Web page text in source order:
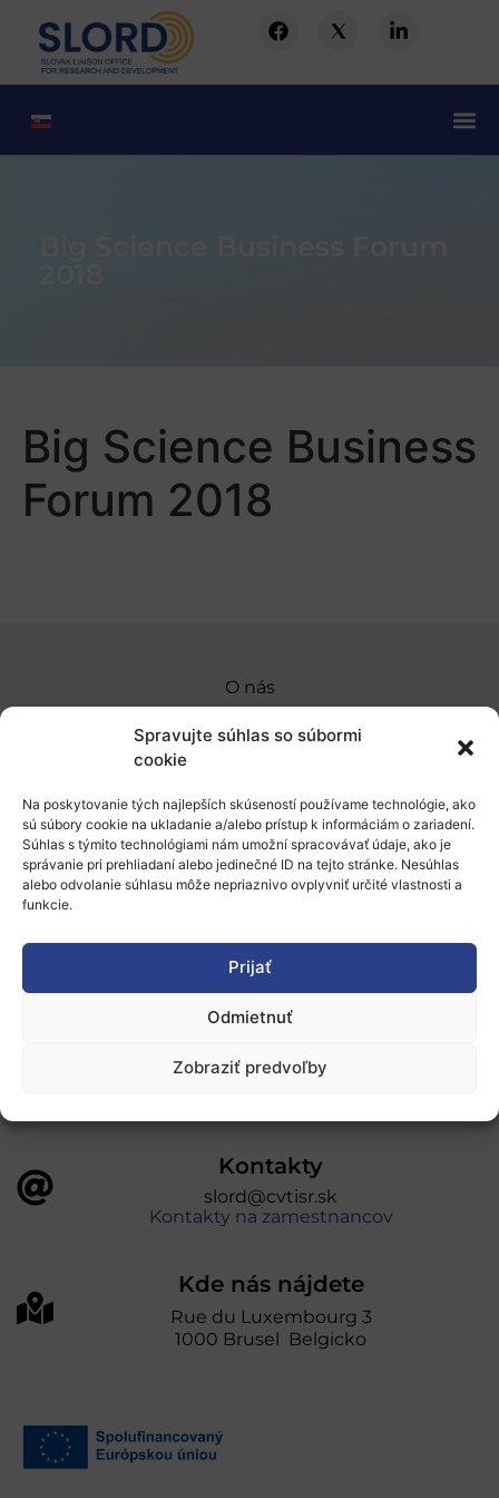
Spravujte súhlas so súbormi
cookie
Na poskytovanie tých najlepších skúseností používame technológie, ako
sú súbory cookie na ukladanie a/alebo prístup k informáciám o zariadení.
Súhlas s týmito technológiami nám umožní spracovávať údaje, ako je
správanie pri prehliadaní alebo jedinečné ID na tejto stránke. Nesúhlas
alebo odvolanie súhlasu môže nepriaznivo ovplyvniť určité vlastnosti a
funkcie.
Prijať
Odmietnuť
Zobraziť predvoľby
Big Science Business
Forum 2018
O nás
Naše služby
Financovanie a podpora
Stáže a pobyty
Novinky
„Projekt SK4ERA II je spolufinancovaný Európskou
prevádzkuje Centrum vedecko-technických
informácií SR“
Kontakty
slord@cvtisr.sk
Kontakty na zamestnancov
Kde nás nájdete
Rue du Luxembourg 3
1000 Brusel Belgicko